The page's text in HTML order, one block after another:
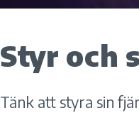
Styr och
Tänk att styra sin